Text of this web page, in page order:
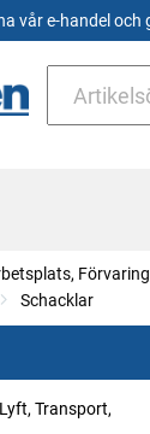
vår e-handel
Schacklar
Transport,